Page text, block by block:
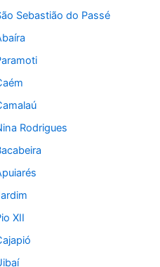
Sebastião do Passé
Rodrigues
XII